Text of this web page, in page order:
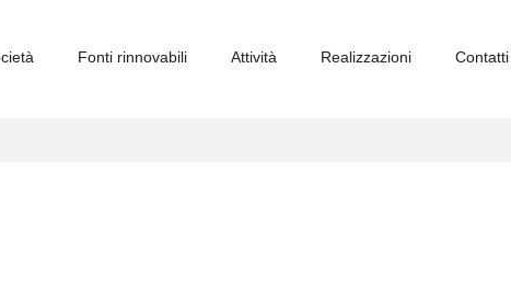
Fonti rinnovabili Attività Realizzazioni Contatti